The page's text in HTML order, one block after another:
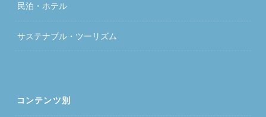
民泊・ホテル
サステナブル・ツーリズム
コンテンツ別